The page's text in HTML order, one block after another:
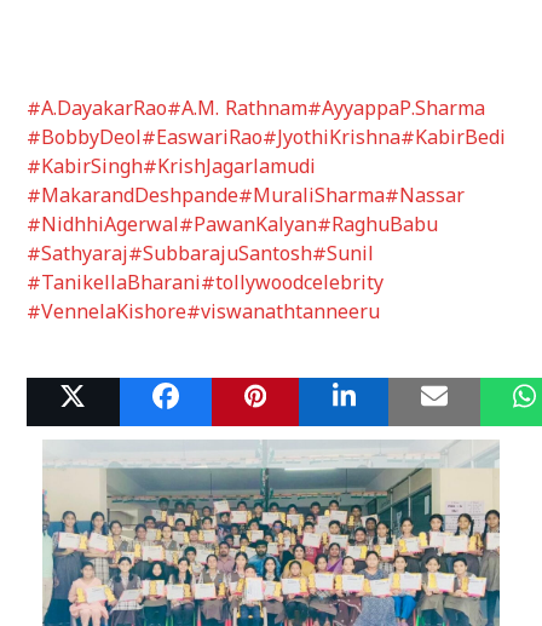
#A.DayakarRao#A.M. Rathnam#AyyappaP.Sharma
#BobbyDeol#EaswariRao#JyothiKrishna#KabirBedi
#KabirSingh#KrishJagarlamudi
#MakarandDeshpande#MuraliSharma#Nassar
#NidhhiAgerwal#PawanKalyan#RaghuBabu
#Sathyaraj#SubbarajuSantosh#Sunil
#TanikellaBharani#tollywoodcelebrity
#VennelaKishore#viswanathtanneeru
Related Posts